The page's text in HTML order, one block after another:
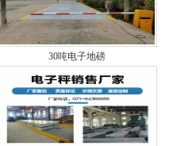
30吨电子地磅